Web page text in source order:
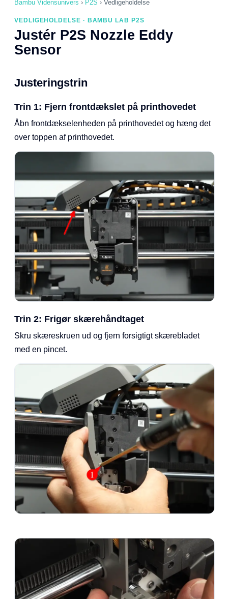
Bambu Vidensunivers › P2S › Vedligeholdelse
VEDLIGEHOLDELSE · BAMBU LAB P2S
Justér P2S Nozzle Eddy
Sensor
Justeringstrin
Trin 1: Fjern frontdækslet på printhovedet
Åbn frontdækselenheden på printhovedet og hæng det
over toppen af printhovedet.
Trin 2: Frigør skærehåndtaget
Skru skæreskruen ud og fjern forsigtigt skærebladet
med en pincet.